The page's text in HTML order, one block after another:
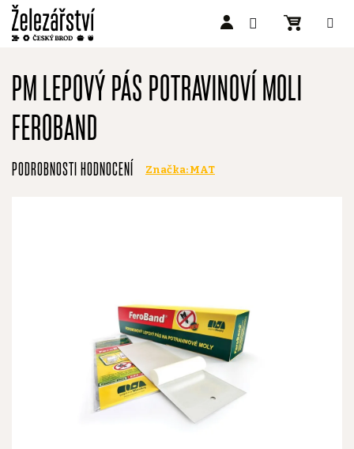
obsahPM LEPOVÝ PÁS POTRAVINOVÍ MOLI
FEROBAND
Průměrné
hodnocení
PODROBNOSTI HODNOCENÍ Značka: MAT